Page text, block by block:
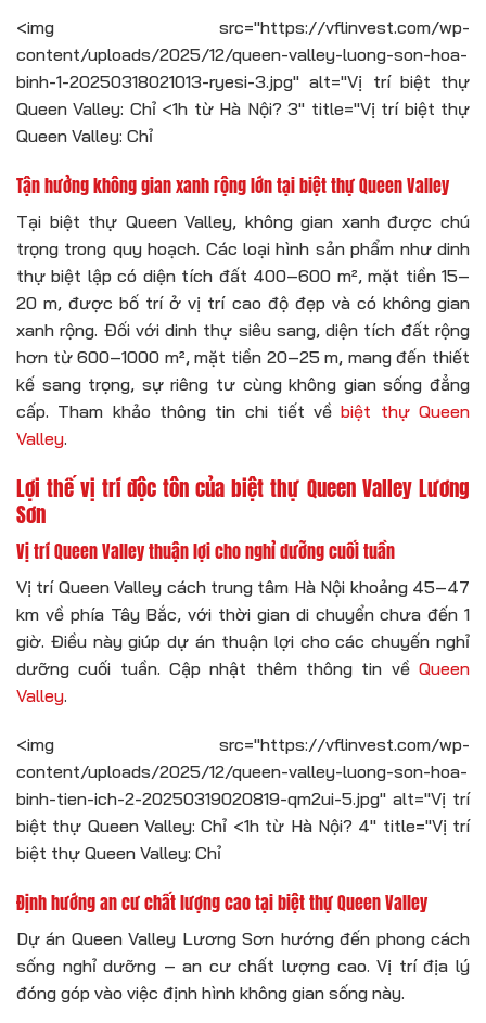
<img src="https://vflinvest.com/wp-
content/uploads/2025/12/queen-valley-luong-son-hoa-
binh-1-20250318021013-ryesi-3.jpg" alt="Vị trí biệt thự
Queen Valley: Chỉ <1h từ Hà Nội? 3" title="Vị trí biệt thự
Queen Valley: Chỉ
Tận hưởng không gian xanh rộng lớn tại biệt thự Queen Valley
Tại biệt thự Queen Valley, không gian xanh được chú
trọng trong quy hoạch. Các loại hình sản phẩm như dinh
thự biệt lập có diện tích đất 400–600 m², mặt tiền 15–
20 m, được bố trí ở vị trí cao độ đẹp và có không gian
xanh rộng. Đối với dinh thự siêu sang, diện tích đất rộng
hơn từ 600–1000 m², mặt tiền 20–25 m, mang đến thiết
kế sang trọng, sự riêng tư cùng không gian sống đẳng
cấp. Tham khảo thông tin chi tiết vềbiệt thự Queen
Valley.
Lợi thế vị trí độc tôn của biệt thự Queen Valley Lương
Sơn
Vị trí Queen Valley thuận lợi cho nghỉ dưỡng cuối tuần
Vị trí Queen Valley cách trung tâm Hà Nội khoảng 45–47
km về phía Tây Bắc, với thời gian di chuyển chưa đến 1
giờ. Điều này giúp dự án thuận lợi cho các chuyến nghỉ
dưỡng cuối tuần. Cập nhật thêm thông tin về Queen
Valley.
<img src="https://vflinvest.com/wp-
content/uploads/2025/12/queen-valley-luong-son-hoa-
binh-tien-ich-2-20250319020819-qm2ui-5.jpg" alt="Vị trí
biệt thự Queen Valley: Chỉ <1h từ Hà Nội? 4" title="Vị trí
biệt thự Queen Valley: Chỉ
Định hướng an cư chất lượng cao tại biệt thự Queen Valley
Dự án Queen Valley Lương Sơn hướng đến phong cách
sống nghỉ dưỡng – an cư chất lượng cao. Vị trí địa lý
đóng góp vào việc định hình không gian sống này.